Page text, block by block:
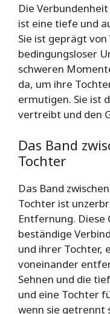
Die
ist eine tiefe und
Sie ist geprägt
bedingungsloser
schweren
da, um ihre
ermutigen. Sie ist
vertreibt und den
Das Band
Tochter
Das Band
Tochter ist
Entfernung. Diese
beständige
und ihrer Tochter,
voneinander
Sehnen und die
und eine Tochter
wenn sie getrennt